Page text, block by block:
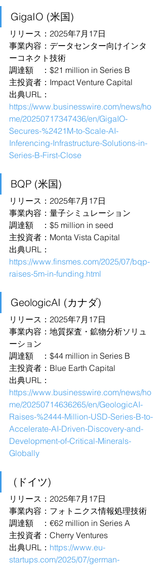
GigaIO (米国)
リリース：2025年7月17日
事業内容：データセンター向けインタ
ーコネクト技術
調達額　：$21 million in Series B
主投資者：Impact Venture Capital
出典URL：
https://www.businesswire.com/news/ho
me/20250717347436/en/GigaIO-
Secures-%2421M-to-Scale-AI-
Inferencing-Infrastructure-Solutions-in-
Series-B-First-Close
BQP (米国)
リリース：2025年7月17日
事業内容：量子シミュレーション
調達額　：$5 million in seed
主投資者：Monta Vista Capital
出典URL：
https://www.finsmes.com/2025/07/bqp-
raises-5m-in-funding.html
GeologicAI (カナダ)
リリース：2025年7月17日
事業内容：地質探査・鉱物分析ソリュ
ーション
調達額　：$44 million in Series B
主投資者：Blue Earth Capital
出典URL：
https://www.businesswire.com/news/ho
me/20250714636265/en/GeologicAI-
Raises-%2444-Million-USD-Series-B-to-
Accelerate-AI-Driven-Discovery-and-
Development-of-Critical-Minerals-
Globally
(ドイツ)
リリース：2025年7月17日
事業内容：フォトニクス情報処理技術
調達額　：€62 million in Series A
主投資者：Cherry Ventures
出典URL： https://www.eu-
startups.com/2025/07/german-